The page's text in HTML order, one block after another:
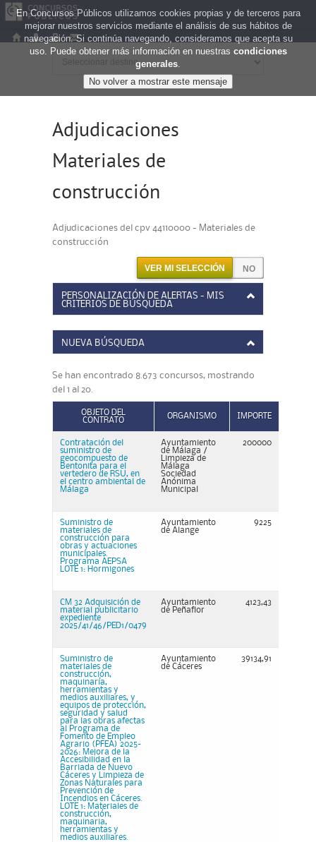
Adjudicaciones
Materiales de
construcción
Adjudicaciones del cpv 44110000 - Materiales de
construcción
VER MI SELECCIÓN
PERSONALIZACIÓN DE ALERTAS - MIS
CRITERIOS DE BÚSQUEDA
NUEVA BÚSQUEDA
Se han encontrado 8.673 concursos, mostrando
del 1 al 20.
OBJETO DEL
CONTRATO
ORGANISMO IMPORTE
Contratación del
suministro de
geocompuesto de
Bentonita para el
vertedero de RSU, en
el centro ambiental de
Málaga
Ayuntamiento
de Málaga /
Limpieza de
Málaga
Sociedad
Anónima
Municipal
200000
Suministro de
materiales de
construcción para
obras y actuaciones
municipales.
Programa AEPSA
LOTE 1: Hormigones
Ayuntamiento
de Alange
9225
CM 32 Adquisición de
material publicitario
expediente
2025/41/46/PED1/0479
Ayuntamiento
de Peñaflor
4123,43
Suministro de
materiales de
construcción,
maquinaría,
herramientas y
medios auxiliares, y
equipos de protección,
seguridad y salud
para las obras afectas
al Programa de
Fomento de Empleo
Agrario (PFEA) 2025-
2026: Mejora de la
Accesibilidad en la
Barriada de Nuevo
Cáceres y Limpieza de
Zonas Naturales para
Prevención de
Incendios en Cáceres.
LOTE 1: Materiales de
construcción,
maquinaria,
herramientas y
medios auxiliares.
Ayuntamiento
de Cáceres
39134,91
En Concursos Públicos utilizamos cookies propias y de terceros para
mejorar nuestros servicios mediante el análisis de sus hábitos de
navegación. Si continúa navegando, consideramos que acepta su
uso. Puede obtener más información en nuestras condiciones
generales.